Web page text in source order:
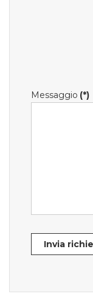
Messaggio (*)
Invia